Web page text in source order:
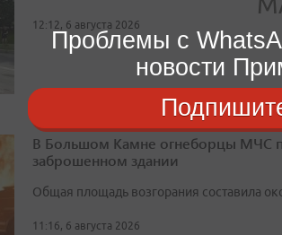
12:12, 6 августа 2026
В Большом Камне огнеборцы МЧС
заброшенном здании
Общая площадь возгорания составила
11:16, 6 августа 2026
Проблемы с
новости